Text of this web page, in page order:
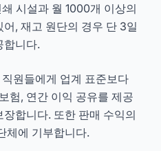
시설과 월 1000개 이상의
, 재고 원단의 경우 단 3일
합니다.
원들에게 업계 표준보다
험, 연간 이익 공유를 제공
합니다. 또한 판매 수익의
체에 기부합니다.